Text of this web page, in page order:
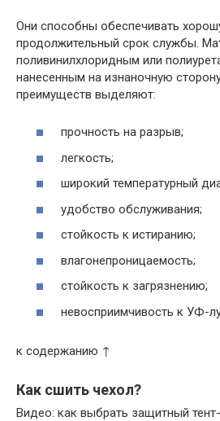
Они способны обеспечивать
продолжительный срок службы.
поливинилхлоридным или
нанесенным на изнаночную
преимуществ выделяют:
прочность на разрыв;
легкость;
широкий температурный
удобство обслуживания;
стойкость к истиранию;
влагонепроницаемость;
стойкость к загрязнению;
невосприимчивость к УФ-
к содержанию ↑
Как сшить чехол?
Видео: как выбрать защитный